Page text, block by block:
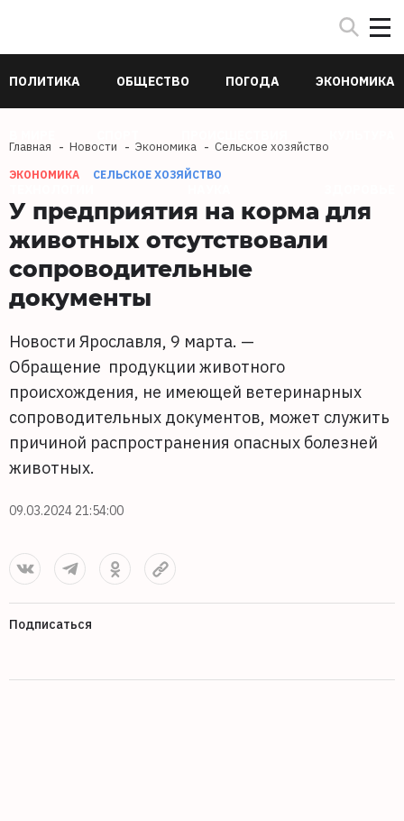
ПОЛИТИКА ОБЩЕСТВО ПОГОДА ЭКОНОМИКА
Главная Новости Экономика Сельское хозяйство
ЭКОНОМИКА СЕЛЬСКОЕ ХОЗЯЙСТВО
У предприятия на корма для
животных отсутствовали
сопроводительные
документы
Новости Ярославля, 9 марта. —
Обращение продукции животного
происхождения, не имеющей ветеринарных
сопроводительных документов, может служить
причиной распространения опасных болезней
животных.
09.03.2024 21:54:00
Подписаться